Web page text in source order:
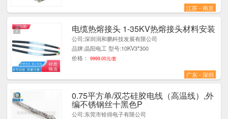
江苏 - 南京
电缆热熔接头 1-35KV热熔接头材料安装
公司:深圳润和鹏科技发展有限公司
品牌:晶阳电工 型号:10KV3*300
价格：
9999.00元/套
广东 - 深圳
7
0.75平方单/双芯硅胶电线（高温线）,外
编不锈钢丝十黑色P
公司:东莞市铨得电子有限公司
1